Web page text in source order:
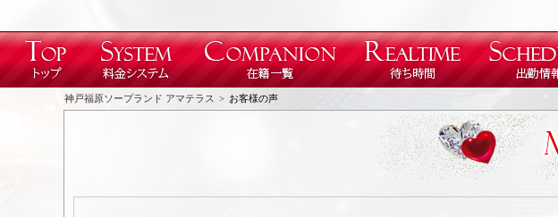
神戸福原ソープランド アマテラス お客様の声